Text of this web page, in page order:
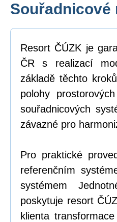
Resort ČÚZK je
ČR s realizací
základě těchto
polohy
souřadnicových
závazné pro
Pro praktické
referenčním
systémem
poskytuje resort
klienta